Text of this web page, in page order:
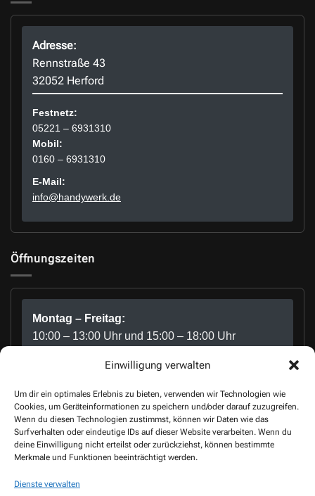
Einwilligung verwalten
Um dir ein optimales Erlebnis zu bieten, verwenden wir Technologien wie
Cookies, um Geräteinformationen zu speichern und/oder darauf zuzugreifen.
Wenn du diesen Technologien zustimmst, können wir Daten wie das
Surfverhalten oder eindeutige IDs auf dieser Website verarbeiten. Wenn du
deine Einwilligung nicht erteilst oder zurückziehst, können bestimmte
Merkmale und Funktionen beeinträchtigt werden.
Dienste verwalten
Adresse:
Rennstraße 43
32052 Herford
Festnetz:
05221 – 6931310
Mobil:
0160 – 6931310
E-Mail:
info@handywerk.de
Öffnungszeiten
Montag – Freitag:
10:00 – 13:00 Uhr und 15:00 – 18:00 Uhr
Sonntag: Geschlossen
Social Media